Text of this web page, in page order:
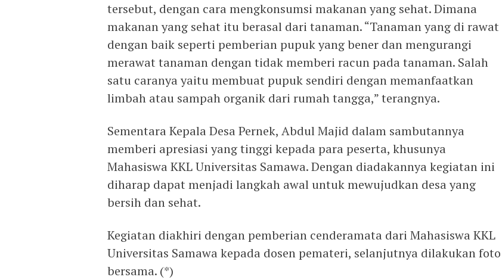
tersebut, dengan cara mengkonsumsi makanan yang sehat. Dimana
makanan yang sehat itu berasal dari tanaman. “Tanaman yang di rawat
dengan baik seperti pemberian pupuk yang bener dan mengurangi
merawat tanaman dengan tidak memberi racun pada tanaman. Salah
satu caranya yaitu membuat pupuk sendiri dengan memanfaatkan
limbah atau sampah organik dari rumah tangga,” terangnya.
Sementara Kepala Desa Pernek, Abdul Majid dalam sambutannya
memberi apresiasi yang tinggi kepada para peserta, khusunya
Mahasiswa KKL Universitas Samawa. Dengan diadakannya kegiatan ini
diharap dapat menjadi langkah awal untuk mewujudkan desa yang
bersih dan sehat.
Kegiatan diakhiri dengan pemberian cenderamata dari Mahasiswa KKL
Universitas Samawa kepada dosen pemateri, selanjutnya dilakukan foto
bersama. (*)